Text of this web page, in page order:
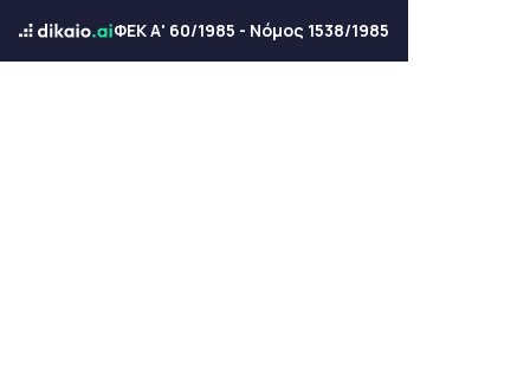
ΦΕΚ Α' 60/1985 - Νόμος 1538/1985